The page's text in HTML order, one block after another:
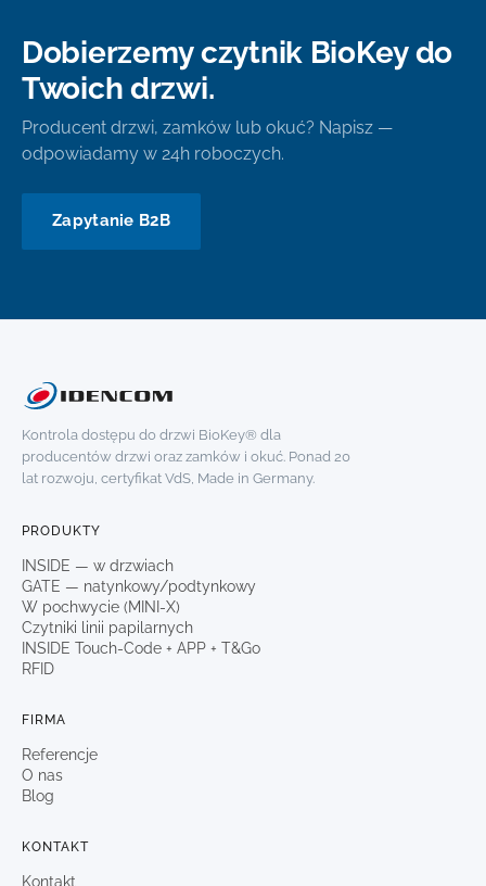
Dobierzemy czytnik BioKey do
Twoich drzwi.
Producent drzwi, zamków lub okuć? Napisz —
odpowiadamy w 24h roboczych.
Zapytanie B2B
Kontrola dostępu do drzwi BioKey® dla
producentów drzwi oraz zamków i okuć. Ponad 20
lat rozwoju, certyfikat VdS, Made in Germany.
PRODUKTY
INSIDE — w drzwiach
GATE — natynkowy/podtynkowy
W pochwycie (MINI-X)
Czytniki linii papilarnych
INSIDE Touch-Code + APP + T&Go
RFID
FIRMA
Referencje
O nas
Blog
KONTAKT
Kontakt